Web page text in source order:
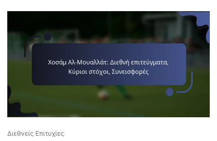
Συλλόγους
Διεθνείς Επιτυχίες